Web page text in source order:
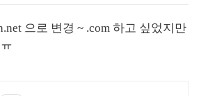
으로 변경 ~ .com 하고 싶었지만